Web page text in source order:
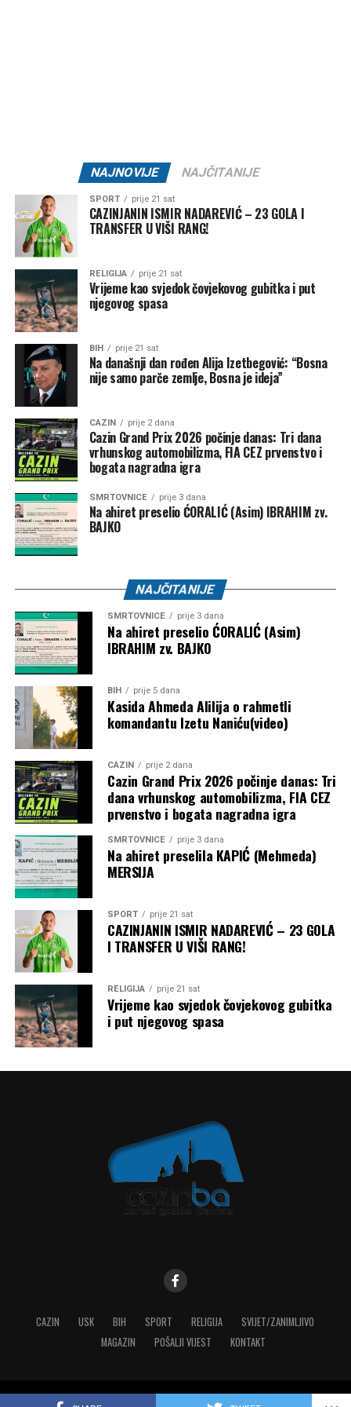
Brojni građani podržali su ovu odluku, ističući da u
trenucima kolektivne tuge solidarnost i suosjećanje moraju
biti ispred svih drugih interesa.
jednom je pokazala koliko je važno njegovati kulturu
empatije, poštovanja i odgovornosti, posebno u trenucima
kada cijela zajednica dijeli bol zbog nenadoknadivog
Share
Tweet Share
NAJNOVIJE NAJČITANIJE
SPORT prije 21 sat
CAZINJANIN ISMIR NADAREVIĆ – 23 GOLA I
TRANSFER U VIŠI RANG!
RELIGIJA prije 21 sat
Vrijeme kao svjedok čovjekovog gubitka i put
njegovog spasa
BIH prije 21 sat
Na današnji dan rođen Alija Izetbegović: “Bosna
nije samo parče zemlje, Bosna je ideja”
CAZIN prije 2 dana
Cazin Grand Prix 2026 počinje danas: Tri dana
vrhunskog automobilizma, FIA CEZ prvenstvo i
bogata nagradna igra
SMRTOVNICE prije 3 dana
Na ahiret preselio ĆORALIĆ (Asim) IBRAHIM zv.
BAJKO
NAJČITANIJE
SMRTOVNICE prije 3 dana
Na ahiret preselio ĆORALIĆ (Asim)
IBRAHIM zv. BAJKO
BIH prije 5 dana
Kasida Ahmeda Alilija o rahmetli
komandantu Izetu Naniću(video)
CAZIN prije 2 dana
Cazin Grand Prix 2026 počinje danas: Tri
dana vrhunskog automobilizma, FIA CEZ
prvenstvo i bogata nagradna igra
SMRTOVNICE prije 3 dana
Na ahiret preselila KAPIĆ (Mehmeda)
MERSIJA
SPORT prije 21 sat
CAZINJANIN ISMIR NADAREVIĆ – 23 GOLA
I TRANSFER U VIŠI RANG!
RELIGIJA prije 21 sat
Vrijeme kao svjedok čovjekovog gubitka
i put njegovog spasa
CAZIN USK BIH SPORT RELIGIJA
SVIJET/ZANIMLJIVO
MAGAZIN
POŠALJI VIJEST KONTAKT
Copyright © 2023 MediaONE